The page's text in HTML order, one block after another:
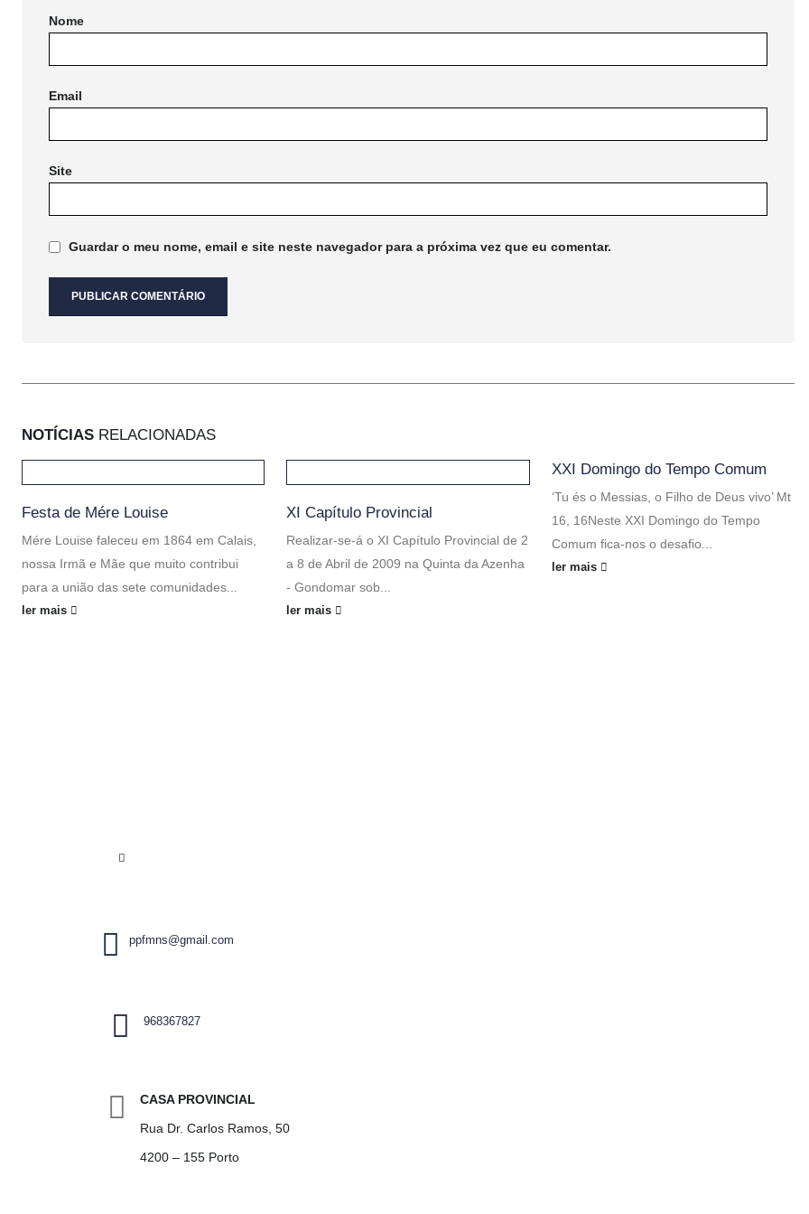
Nome
Email
Site
Guardar o meu nome, email e site neste navegador para a próxima vez que eu comentar.
NOTÍCIAS RELACIONADAS
Festa de Mére Louise
Mére Louise faleceu em 1864 em Calais,
nossa Irmã e Mãe que muito contribui
para a união das sete comunidades...
ler mais
XI Capítulo Provincial
Realizar-se-á o XI Capítulo Provincial de 2
a 8 de Abril de 2009 na Quinta da Azenha
- Gondomar sob...
ler mais
XXI Domingo do Tempo Comum
‘Tu és o Messias, o Filho de Deus vivo’ Mt
16, 16Neste XXI Domingo do Tempo
Comum fica-nos o desafio...
ler mais
ppfmns@gmail.com
968367827
CASA PROVINCIAL
Rua Dr. Carlos Ramos, 50
4200 – 155 Porto